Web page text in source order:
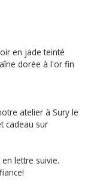
en jade teinté
dorée à l'or fin
atelier à Sury le
cadeau sur
lettre suivie.